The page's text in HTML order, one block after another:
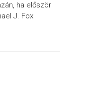
ha először
J. Fox